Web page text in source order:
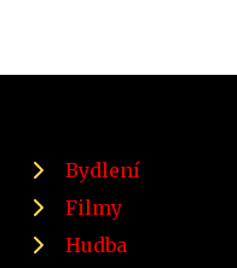
Bydlení
Filmy
Hudba